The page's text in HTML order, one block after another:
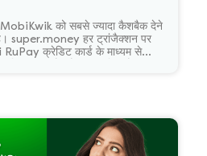
को सबसे ज्यादा कैशबैक देने
है। super.money हर ट्रांजैक्शन पर
क्रेडिट कार्ड के माध्यम से